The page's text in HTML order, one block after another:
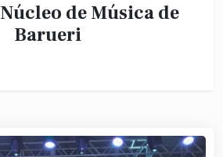
Núcleo de Música de
Barueri